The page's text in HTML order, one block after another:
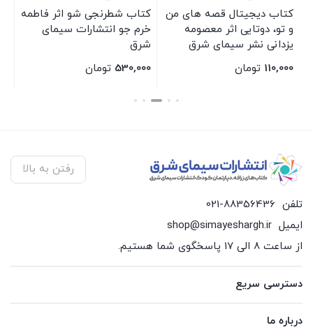
کتاب دیجیتال قصه های من
و تو، دوتایی اثر معصومه
یزدانی نشر سیمای شرق
110,000 تومان
کتاب شطرنجی شو اثر فاطمه
خرم جو انتشارات سیمای
شرق
530,000 تومان
بستن
رفتن به بالا
تلفن 021-88356436
ایمیل shop@simayeshargh.ir
از ساعت 8 الی 17 پاسخگوی شما هستیم.
دسترسی سریع
درباره ما